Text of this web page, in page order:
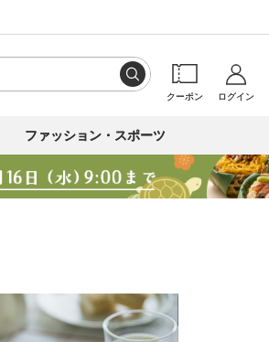
クーポン ログイン
ファッション・スポーツ